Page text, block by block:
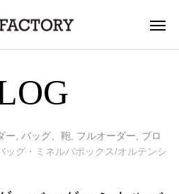
ー バッグ、鞄 フルオーダー
ブロ
ッグ・ミネルバボックス/オルテンシ